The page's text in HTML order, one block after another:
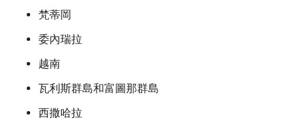
梵蒂岡
委內瑞拉
越南
瓦利斯群島和富圖那群島
西撒哈拉